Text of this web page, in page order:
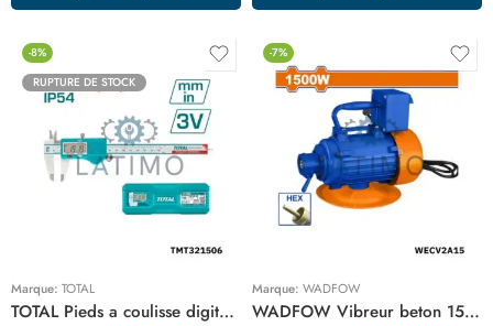
-8%
RUPTURE DE STOCK
Marque: TOTAL
TOTAL Pieds a coulisse digital 150mm TMT321506
-7%
Marque: WADFOW
WADFOW Vibreur beton 1500w 2hp WECV2A15